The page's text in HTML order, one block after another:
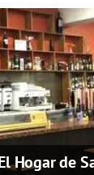
Hogar de